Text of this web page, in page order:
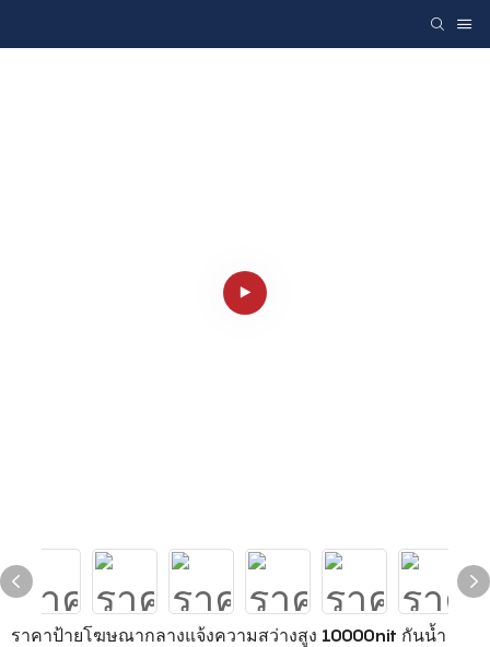
ราคาป้ายโฆษณากลางแจ้งความสว่างสูง 10000nit กันน้ำ